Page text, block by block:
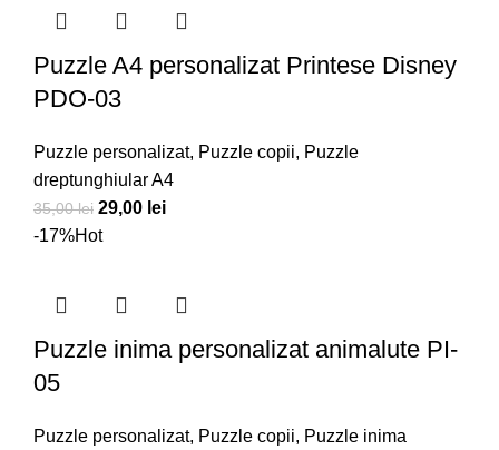
35,00 lei.
Puzzle A4 personalizat Printese Disney
PDO-03
Puzzle personalizat, Puzzle copii, Puzzle
dreptunghiular A4
35,00lei Prețul
inițial
35,00 lei.
29,00 leiPrețul
-17%Hot
Puzzle inima personalizat animalute PI-
05
Puzzle personalizat, Puzzle copii, Puzzle inima